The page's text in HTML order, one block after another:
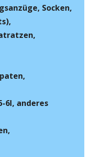
Socken,
6l, anderes